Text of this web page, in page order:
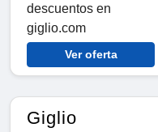
descuentos en
giglio.com
Ver oferta
Giglio